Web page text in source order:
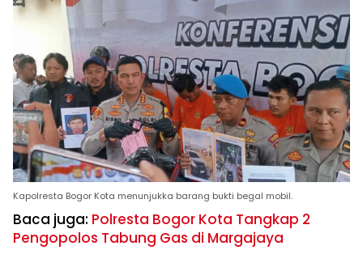
Kapolresta Bogor Kota menunjukka barang bukti begal mobil.
Baca juga: Polresta Bogor Kota Tangkap 2
Pengopolos Tabung Gas di Margajaya